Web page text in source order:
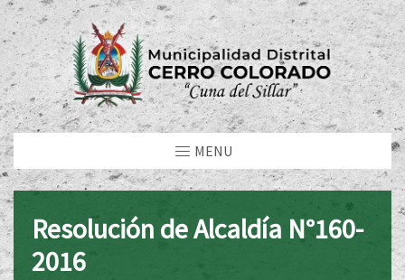
MENU
Resolución de Alcaldía N°160-
2016